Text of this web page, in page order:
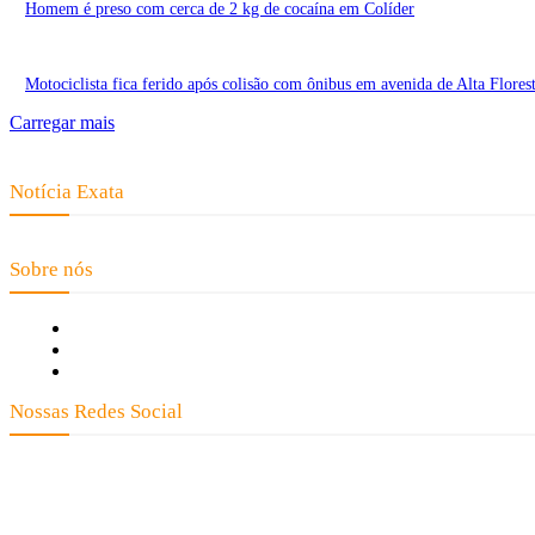
Homem é preso com cerca de 2 kg de cocaína em Colíder
Motociclista fica ferido após colisão com ônibus em avenida de Alta
Carregar mais
Notícia Exata
Sobre nós
Nossas Redes Social